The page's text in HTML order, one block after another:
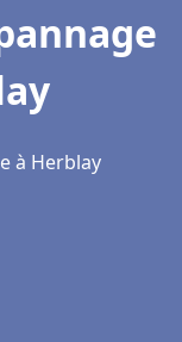
à Herblay